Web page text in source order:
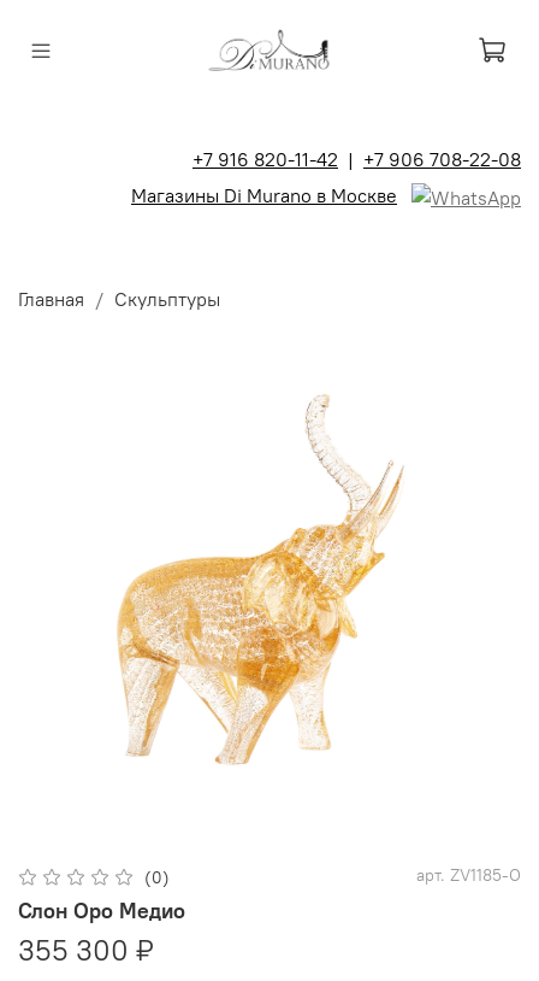
+7 916 820-11-42 | +7 906 708-22-08
Магазины Di Murano в Москве
Главная Скульптуры
(0) арт. ZV1185-O
Слон Оро Медио
355 300 ₽